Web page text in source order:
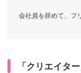
会社員を辞めて、フ
「クリエイタ